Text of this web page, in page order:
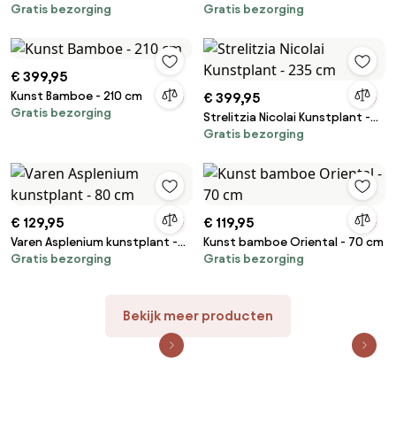
Gratis bezorging
100 cm
Gratis bezorging
€ 399,95
Kunst Bamboe - 210 cm
Gratis bezorging
€ 399,95
Strelitzia Nicolai Kunstplant -
235 cm
Gratis bezorging
€ 129,95
Varen Asplenium kunstplant -
80 cm
Gratis bezorging
€ 119,95
Kunst bamboe Oriental - 70 cm
Gratis bezorging
Bekijk meer producten